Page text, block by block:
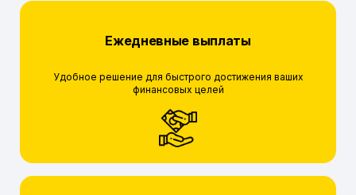
Ежедневные выплаты
Удобное решение для быстрого достижения ваших
финансовых целей